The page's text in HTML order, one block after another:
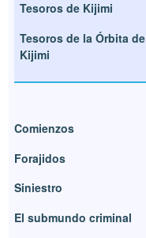
Tesoros de Kijimi
Tesoros de la Órbita de
Kijimi
Comienzos
Forajidos
Siniestro
El submundo criminal